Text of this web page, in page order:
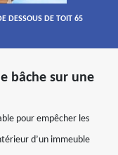
DESSOUS DE TOIT 65
bâche sur une
pour empêcher les
d’un immeuble